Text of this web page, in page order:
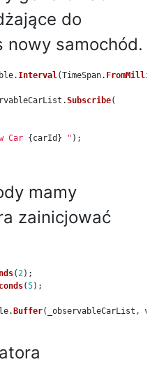
do
nowy samochód.
. Interval (TimeSpan.
.Subscribe(
Car {carId } " );
mamy
zainicjować
( 2);
(5);
.Buffer( _observableCarList ,